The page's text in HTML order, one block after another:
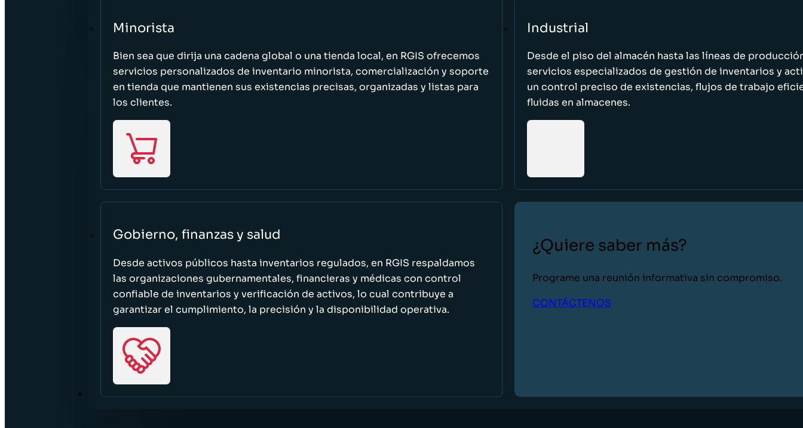
Minorista
Bien sea que dirija una cadena global o una tienda local, en RGIS ofrecemos
servicios personalizados de inventario minorista, comercialización y soporte
en tienda que mantienen sus existencias precisas, organizadas y listas para
los clientes.
Industrial
Desde el piso del almacén hasta las líneas de
servicios especializados de gestión de inventarios y
un control preciso de existencias, flujos de trabajo
fluidas en almacenes.
Gobierno, finanzas y salud
Desde activos públicos hasta inventarios regulados, en RGIS respaldamos
las organizaciones gubernamentales, financieras y médicas con control
confiable de inventarios y verificación de activos, lo cual contribuye a
garantizar el cumplimiento, la precisión y la disponibilidad operativa.
¿Quiere saber más?
Programe una reunión informativa sin compromiso.
CONTÁCTENOS
RECURSOS